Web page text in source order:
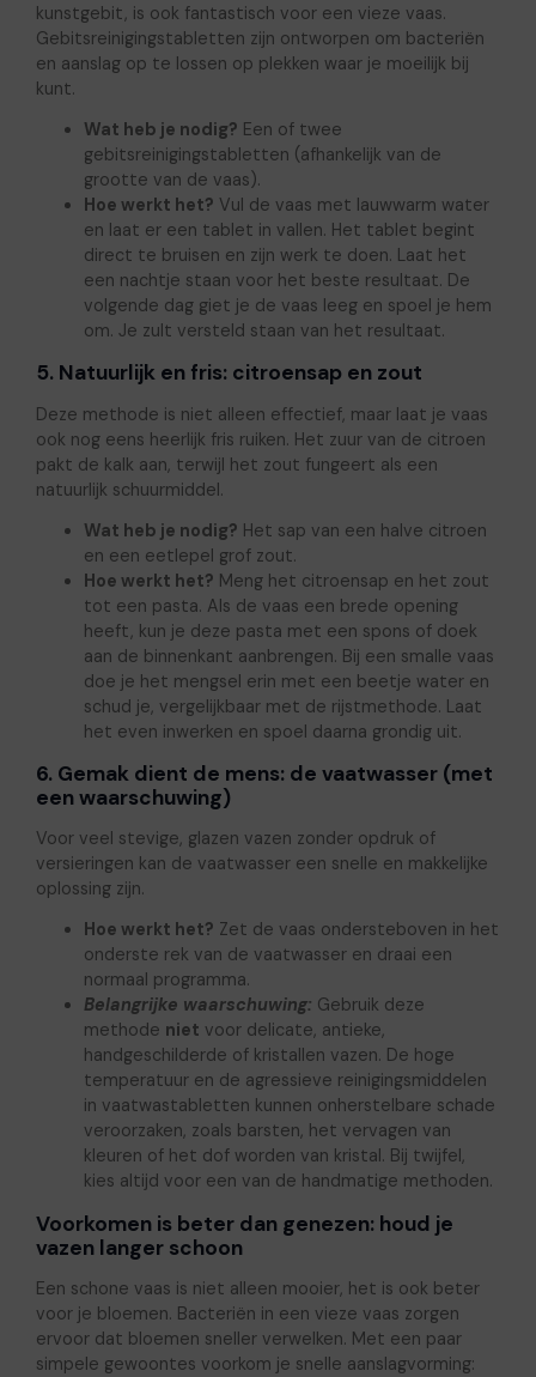
kunstgebit, is ook fantastisch voor een vieze vaas.
Gebitsreinigingstabletten zijn ontworpen om bacteriën
en aanslag op te lossen op plekken waar je moeilijk bij
kunt.
Wat heb je nodig? Een of twee
gebitsreinigingstabletten (afhankelijk van de
grootte van de vaas).
Hoe werkt het? Vul de vaas met lauwwarm water
en laat er een tablet in vallen. Het tablet begint
direct te bruisen en zijn werk te doen. Laat het
een nachtje staan voor het beste resultaat. De
volgende dag giet je de vaas leeg en spoel je hem
om. Je zult versteld staan van het resultaat.
5. Natuurlijk en fris: citroensap en zout
Deze methode is niet alleen effectief, maar laat je vaas
ook nog eens heerlijk fris ruiken. Het zuur van de citroen
pakt de kalk aan, terwijl het zout fungeert als een
natuurlijk schuurmiddel.
Wat heb je nodig? Het sap van een halve citroen
en een eetlepel grof zout.
Hoe werkt het? Meng het citroensap en het zout
tot een pasta. Als de vaas een brede opening
heeft, kun je deze pasta met een spons of doek
aan de binnenkant aanbrengen. Bij een smalle vaas
doe je het mengsel erin met een beetje water en
schud je, vergelijkbaar met de rijstmethode. Laat
het even inwerken en spoel daarna grondig uit.
6. Gemak dient de mens: de vaatwasser (met
een waarschuwing)
Voor veel stevige, glazen vazen zonder opdruk of
versieringen kan de vaatwasser een snelle en makkelijke
oplossing zijn.
Hoe werkt het? Zet de vaas ondersteboven in het
onderste rek van de vaatwasser en draai een
normaal programma.
Belangrijke waarschuwing: Gebruik deze
methode niet voor delicate, antieke,
handgeschilderde of kristallen vazen. De hoge
temperatuur en de agressieve reinigingsmiddelen
in vaatwastabletten kunnen onherstelbare schade
veroorzaken, zoals barsten, het vervagen van
kleuren of het dof worden van kristal. Bij twijfel,
kies altijd voor een van de handmatige methoden.
Voorkomen is beter dan genezen: houd je
vazen langer schoon
Een schone vaas is niet alleen mooier, het is ook beter
voor je bloemen. Bacteriën in een vieze vaas zorgen
ervoor dat bloemen sneller verwelken. Met een paar
simpele gewoontes voorkom je snelle aanslagvorming: